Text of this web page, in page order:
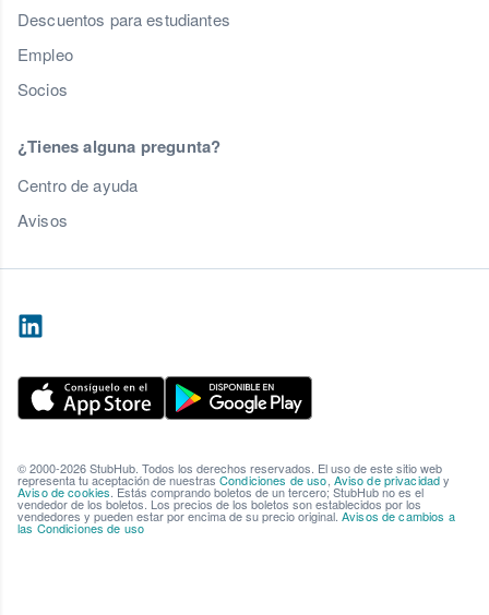
Descuentos para estudiantes
Empleo
Socios
¿Tienes alguna pregunta?
Centro de ayuda
Avisos
© 2000-2026 StubHub. Todos los derechos reservados. El uso de este sitio web
representa tu aceptación de nuestras Condiciones de uso Aviso de privacidady
Aviso de cookies. Estás comprando boletos de un tercero; StubHub no es el
vendedor de los boletos. Los precios de los boletos son establecidos por los
vendedores y pueden estar por encima de su precio original. Avisos de cambios a
las Condiciones de uso